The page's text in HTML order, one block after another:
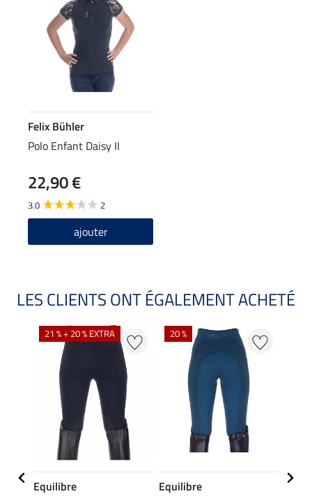
Felix Bühler
Polo Enfant Daisy II
22,90 €
3.0 2
ajouter
LES CLIENTS ONT ÉGALEMENT ACHETÉ
21 % + 20 % EXTRA
Equilibre
20 %
Equilibre